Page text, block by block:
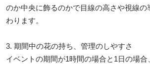
のか中央に飾るのかで目線の高さや視線の
わります。
3. 期間中の花の持ち、管理のしやすさ
イベントの期間が1時間の場合と1日の場合